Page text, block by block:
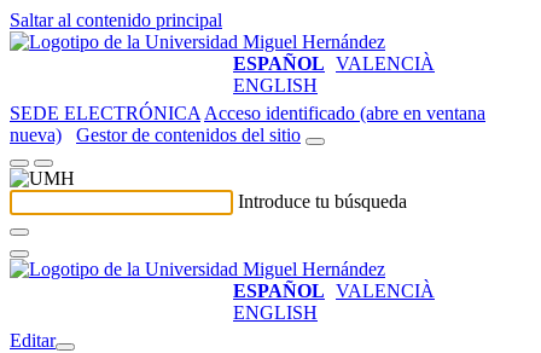
Saltar al contenido principal
ESPAÑOL VALENCIÀ
ENGLISH
SEDE ELECTRÓNICA Acceso identificado (abre en ventana
nueva)
Gestor de contenidos del sitio
Introduce tu búsqueda
ESPAÑOL VALENCIÀ
ENGLISH
Editar